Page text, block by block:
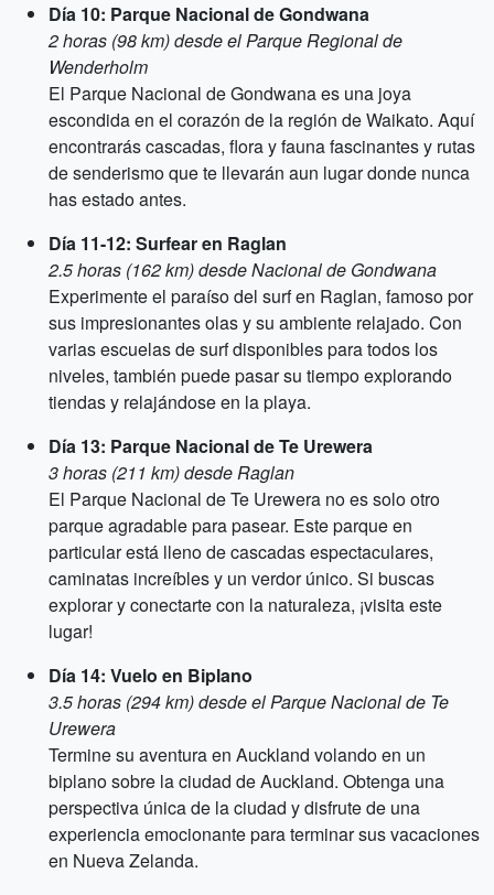
Día 10: Parque Nacional de Gondwana
2 horas (98 km) desde el Parque Regional de
Wenderholm
El Parque Nacional de Gondwana es una joya
escondida en el corazón de la región de Waikato. Aquí
encontrarás cascadas, flora y fauna fascinantes y rutas
de senderismo que te llevarán aun lugar donde nunca
has estado antes.
Día 11-12: Surfear en Raglan
2.5 horas (162 km) desde Nacional de Gondwana
Experimente el paraíso del surf en Raglan, famoso por
sus impresionantes olas y su ambiente relajado. Con
varias escuelas de surf disponibles para todos los
niveles, también puede pasar su tiempo explorando
tiendas y relajándose en la playa.
Día 13: Parque Nacional de Te Urewera
3 horas (211 km) desde Raglan
El Parque Nacional de Te Urewera no es solo otro
parque agradable para pasear. Este parque en
particular está lleno de cascadas espectaculares,
caminatas increíbles y un verdor único. Si buscas
explorar y conectarte con la naturaleza, ¡visita este
lugar!
Día 14: Vuelo en Biplano
3.5 horas (294 km) desde el Parque Nacional de Te
Urewera
Termine su aventura en Auckland volando en un
biplano sobre la ciudad de Auckland. Obtenga una
perspectiva única de la ciudad y disfrute de una
experiencia emocionante para terminar sus vacaciones
en Nueva Zelanda.